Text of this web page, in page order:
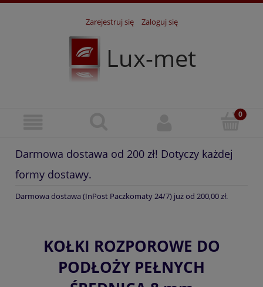
Zarejestruj się Zaloguj się
Lux-met
Darmowa dostawa od 200 zł! Dotyczy każdej
formy dostawy.
Darmowa dostawa (InPost Paczkomaty 24/7) już od 200,00 zł.
KOŁKI ROZPOROWE DO
PODŁOŻY PEŁNYCH